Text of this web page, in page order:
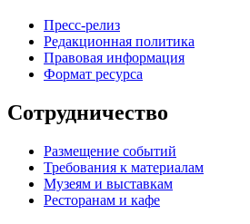
Пресс-релиз
Редакционная политика
Правовая информация
Формат ресурса
Сотрудничество
Размещение событий
Требования к материалам
Музеям и выставкам
Ресторанам и кафе